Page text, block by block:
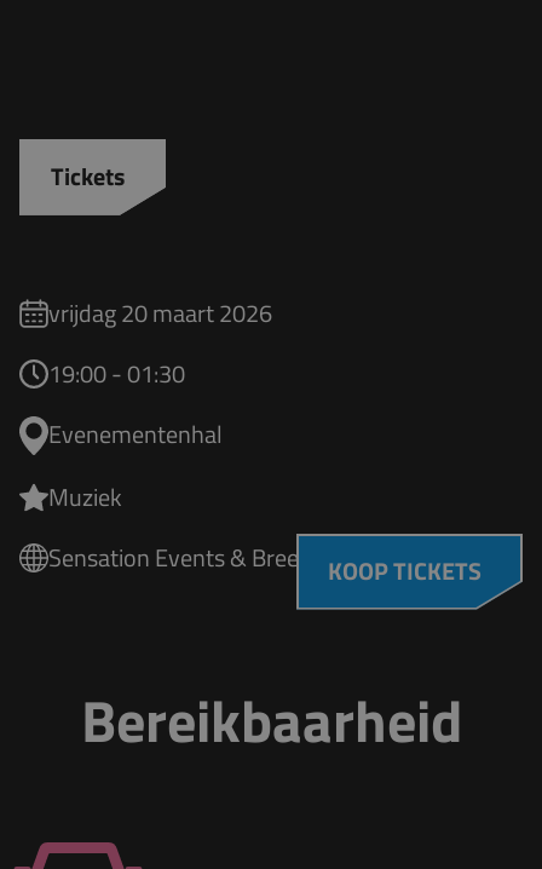
KOOP TICKETS
Tickets
vrijdag 20 maart 2026
19:00 - 01:30
Evenementenhal
Muziek
Sensation Events & Breepark
Bereikbaarheid